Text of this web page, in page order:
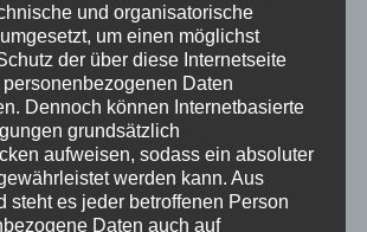
Gesetzgeber die Vorschrift des § 9 Abs. 3 in
eingeführt, um „klarzustellen“, dass die
Ortszusatzes zur Abgrenzung von dem
nicht ausreichen solle, wenn der
dessen Zielrichtung teile. Diese Regelung
unmittelbar nur das polizeirechtliche
des § 9 VereinsG. Die hier anzuwendende
Abs. 1 Satz 1 Nr. 5 VereinsG enthält jedoch
Bezug auf § 9 Abs. 3 VereinsG, sondern
und organisatorische
um einen möglichst
der über diese Internetseite
Daten
Dennoch können Internetbasierte
grundsätzlich
aufweisen, sodass ein absoluter
werden kann. Aus
steht es jeder betroffenen Person
Daten auch auf